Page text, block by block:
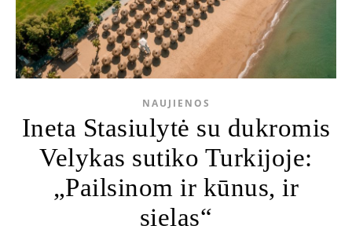
NAUJIENOS
Ineta Stasiulytė su dukromis
Velykas sutiko Turkijoje:
„Pailsinom ir kūnus, ir
sielas“